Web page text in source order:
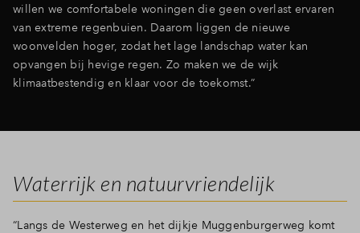
willen we comfortabele woningen die geen overlast ervaren
van extreme regenbuien. Daarom liggen de nieuwe
woonvelden hoger, zodat het lage landschap water kan
opvangen bij hevige regen. Zo maken we de wijk
klimaatbestendig en klaar voor de toekomst.”
Waterrijk en natuurvriendelijk
“Langs de Westerweg en het dijkje Muggenburgerweg komt